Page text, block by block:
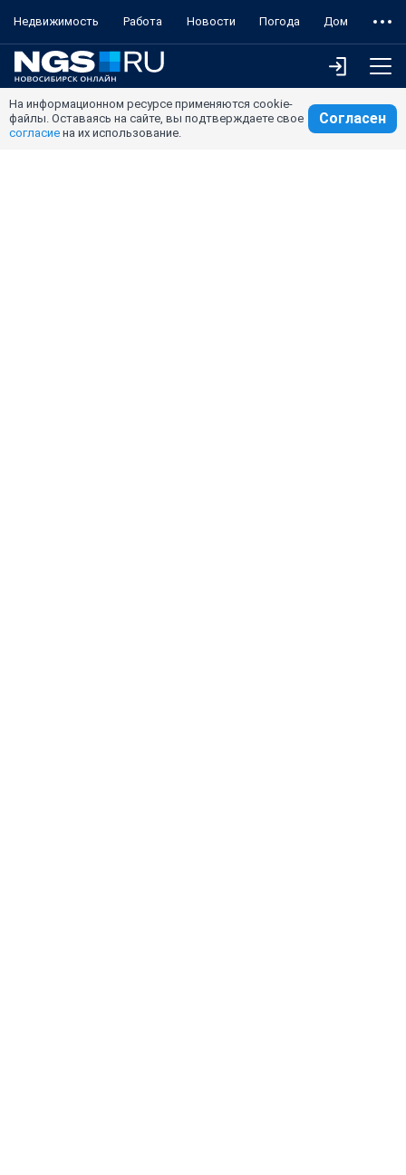
Недвижимость Работа Новости Погода Дом
На информационном ресурсе применяются cookie-
файлы. Оставаясь на сайте, вы подтверждаете свое
согласие на их использование.
Согласен